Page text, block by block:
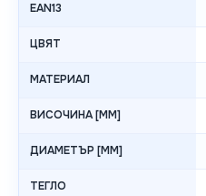
EAN13
ЦВЯТ
МАТЕРИАЛ
ВИСОЧИНА [MM]
ДИАМЕТЪР [MM]
ТЕГЛО